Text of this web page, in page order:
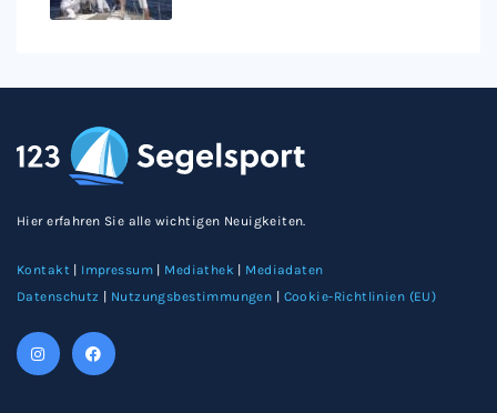
Hier erfahren Sie alle wichtigen Neuigkeiten.
Kontakt Impressum Mediathek
Mediadaten
Datenschutz
Nutzungsbestimmungen Cookie-Richtlinien (EU)